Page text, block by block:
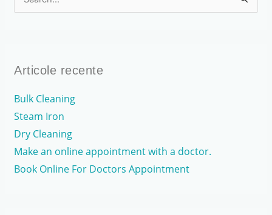
c
f
o
r
:
Articole recente
Bulk Cleaning
Steam Iron
Dry Cleaning
Make an online appointment with a doctor.
Book Online For Doctors Appointment